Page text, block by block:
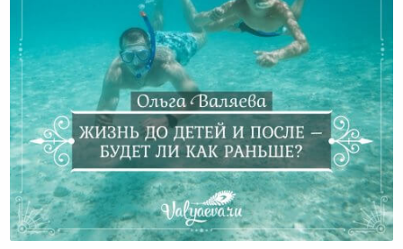
Жизнь До Детей И После – Будет Ли Как Раньше?